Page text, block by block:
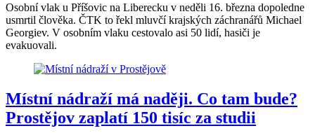
Osobní vlak u Příšovic na Liberecku v neděli 16. března dopoledne
usmrtil člověka. ČTK to řekl mluvčí krajských záchranářů Michael
Georgiev. V osobním vlaku cestovalo asi 50 lidí, hasiči je
evakuovali.
Místní nádraží má naději. Co tam bude?
Prostějov zaplatí 150 tisíc za studii